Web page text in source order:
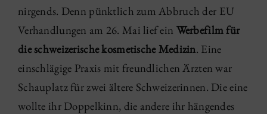
nirgends. Denn pünktlich zum Abbruch der EU
Verhandlungen am 26. Mai lief ein Werbefilm für
die schweizerische kosmetische Medizin. Eine
einschlägige Praxis mit freundlichen Ärzten war
Schauplatz für zwei ältere Schweizerinnen. Die eine
wollte ihr Doppelkinn, die andere ihr hängendes